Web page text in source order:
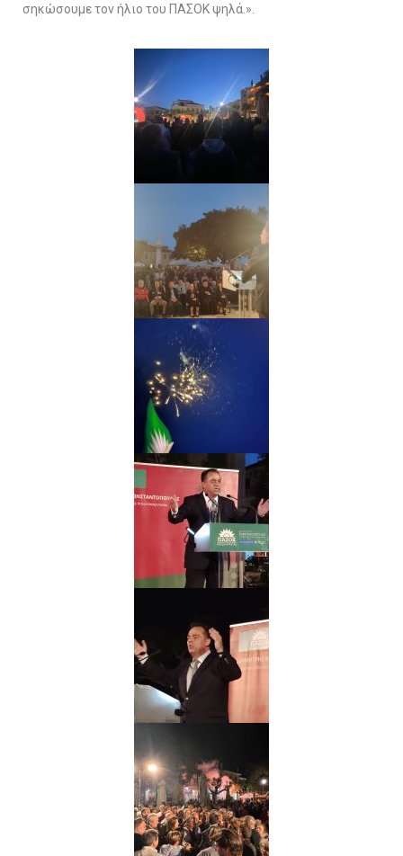
σηκώσουμε τον ήλιο του ΠΑΣΟΚ ψηλά.».